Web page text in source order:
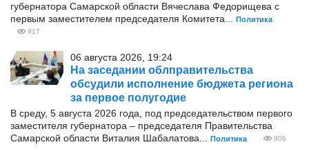
губернатора Самарской области Вячеслава Федорищева с
первым заместителем председателя Комитета...
Политика
917
06 августа 2026, 19:24
На заседании облправительства
обсудили исполнение бюджета региона
за первое полугодие
В среду, 5 августа 2026 года, под председательством первого
заместителя губернатора – председателя Правительства
Самарской области Виталия Шабалатова...
Политика 906